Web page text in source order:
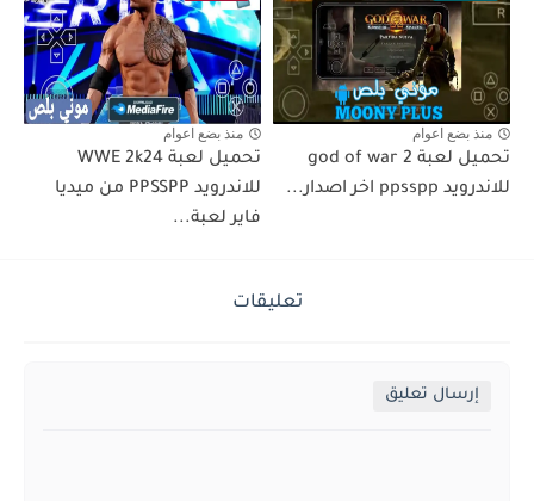
منذ بضع اعوام
تحميل لعبة god of war 2
للاندرويد ppsspp اخر اصدار...
منذ بضع اعوام
تحميل لعبة WWE 2k24
للاندرويد PPSSPP من ميديا
فاير لعبة...
تعليقات
إرسال تعليق